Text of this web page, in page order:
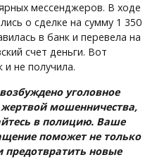
мессенджеров. В ходе
о сделке на сумму 1 350
в банк и перевела на
счет деньги. Вот
и не получила.
уголовное
мошенничества,
в полицию. Ваше
поможет не только
предотвратить новые